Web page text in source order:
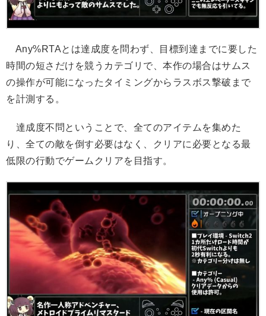
Any%RTAとは達成度を問わず、目標到達までに要した
時間の短さだけを競うカテゴリで、本作の場合はサムス
の操作が可能になったタイミングからラスボス撃破まで
を計測する。
達成度不問ということで、全てのアイテムを集めた
り、全ての敵を倒す必要はなく、クリアに必要となる最
低限の行動でゲームクリアを目指す。